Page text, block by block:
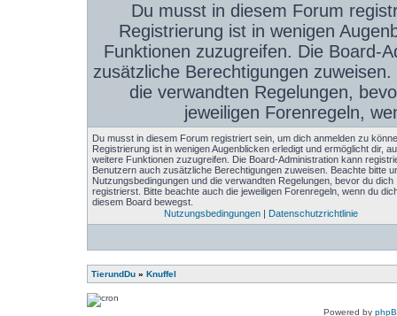
Du musst in diesem Forum
Registrierung ist in wenigen
Funktionen zuzugreifen. Die Board-
zusätzliche Berechtigungen
die verwandten Regelungen,
jeweiligen Forenregeln,
Du musst in diesem Forum registriert sein, um dich anmelden zu
Registrierung ist in wenigen Augenblicken erledigt und ermöglicht dir,
weitere Funktionen zuzugreifen. Die Board-Administration kann
Benutzern auch zusätzliche Berechtigungen zuweisen. Beachte bitte
Nutzungsbedingungen und die verwandten Regelungen, bevor du dich
registrierst. Bitte beachte auch die jeweiligen Forenregeln, wenn du
diesem Board bewegst.
Nutzungsbedingungen| Datenschutzrichtlinie
TierundDu » Knuffel
Powered by